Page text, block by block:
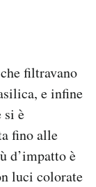
filtravano
e infine
si è
fino alle
d’impatto è
luci colorate